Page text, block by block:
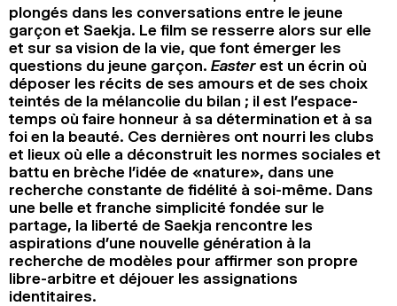
plongés dans les conversations entre le jeune
garçon et Saekja. Le film se resserre alors sur elle
et sur sa vision de la vie, que font émerger les
questions du jeune garçon. Easter est un écrin où
déposer les récits de ses amours et de ses choix
teintés de la mélancolie du bilan ; il est l’espace-
temps où faire honneur à sa détermination et à sa
foi en la beauté. Ces dernières ont nourri les clubs
et lieux où elle a déconstruit les normes sociales et
battu en brèche l’idée de «nature», dans une
recherche constante de fidélité à soi-même. Dans
une belle et franche simplicité fondée sur le
partage, la liberté de Saekja rencontre les
aspirations d’une nouvelle génération à la
recherche de modèles pour affirmer son propre
libre-arbitre et déjouer les assignations
identitaires.